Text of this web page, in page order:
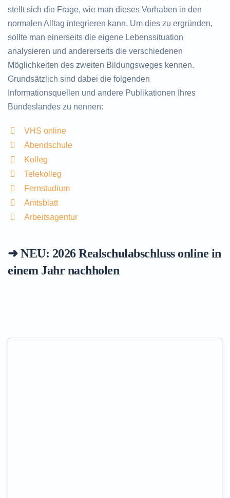
stellt sich die Frage, wie man dieses Vorhaben in den
normalen Alltag integrieren kann. Um dies zu ergründen,
sollte man einerseits die eigene Lebenssituation
analysieren und andererseits die verschiedenen
Möglichkeiten des zweiten Bildungsweges kennen.
Grundsätzlich sind dabei die folgenden
Informationsquellen und andere Publikationen Ihres
Bundeslandes zu nennen:
VHS online
Abendschule
Kolleg
Telekolleg
Fernstudium
Amtsblatt
Arbeitsagentur
➜ NEU: 2026Realschulabschluss online in
einem Jahr nachholen